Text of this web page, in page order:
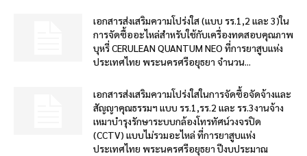
เอกสารส่งเสริมความโปร่งใส (แบบ รร.1,2 และ 3)ใน
การจัดซื้ออะไหล่สำหรับใช้กับเครื่องทดสอบคุณภาพ
บุหรี่ CERULEAN QUANTUM NEO ที่การยาสูบแห่ง
ประเทศไทย พระนครศรีอยุธยา จำนวน...
เอกสารส่งเสริมความโปร่งใสในการจัดซื้อจัดจ้างและ
สัญญาคุณธรรมฯ แบบ รร.1,รร.2 และ รร.3งานจ้าง
เหมาบำรุงรักษาระบบกล้องโทรทัศน์วงจรปิด
(CCTV) แบบไม่รวมอะไหล่ ที่การยาสูบแห่ง
ประเทศไทย พระนครศรีอยุธยา ปีงบประมาณ